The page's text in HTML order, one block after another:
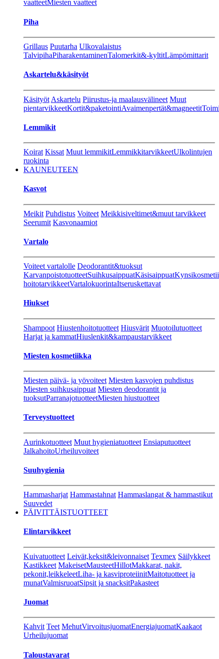
vaatteetMiesten vaatteet
Piha
Grillaus Puutarha Ulkovalaistus
TalvipihaPiharakentaminenTalomerkit&-kyltitLämpömittarit
Askartelu&käsityöt
Käsityöt Askartelu Piirustus-ja maalausvälineet Muut
pientarvikkeetKortit&paketointiAvaimenpertät&magneetit
Lemmikit
Koirat Kissat Muut lemmikitLemmikkitarvikkeetUlkolintujen
ruokinta
KAUNEUTEEN
Kasvot
Meikit Puhdistus Voiteet Meikkisiveltimet&muut tarvikkeet
Seerumit Kasvonaamiot
Vartalo
Voiteet vartalolle Deodorantit&tuoksut
KarvanpoistotuotteetSuihkusaippuatKäsisaippuat
hoitotarvikkeetVartalokuorintaItseruskettavat
Hiukset
Shampoot Hiustenhoitotuotteet Hiusvärit Muotoilutuotteet
Harjat ja kammatHiuslenkit&kampaustarvikkeet
Miesten kosmetiikka
Miesten päivä- ja yövoiteet Miesten kasvojen puhdistus
Miesten suihkusaippuat Miesten deodorantit ja
tuoksutParranajotuotteetMiesten hiustuotteet
Terveystuotteet
Aurinkotuotteet Muut hygieniatuotteet Ensiaputuotteet
JalkahoitoUrheiluvoiteet
Suuhygienia
Hammasharjat Hammastahnat Hammaslangat & hammastikut
Suuvedet
PÄIVITTÄISTUOTTEET
Elintarvikkeet
Kuivatuotteet Leivät,keksit&leivonnaiset Texmex Säilykkeet
Kastikkeet MakeisetMausteetHillotMakkarat, nakit,
pekonit,leikkeleetLiha- ja kasviproteiinitMaitotuotteet ja
munatValmisruoatSipsit ja snacksitPakasteet
Juomat
Kahvit Teet MehutVirvoitusjuomatEnergiajuomatKaakaot
Urheilujuomat
Taloustavarat